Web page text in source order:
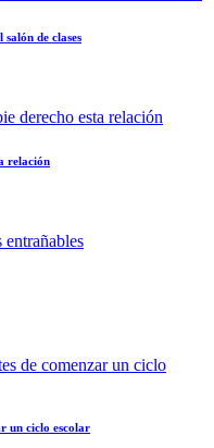
de clases
relación
un ciclo escolar